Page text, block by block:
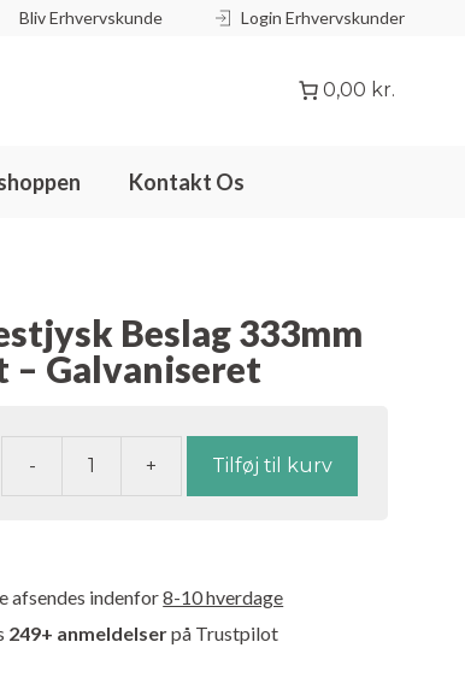
Bliv Erhvervskunde Login Erhvervskunder
0,00 kr.
Kontakt Os
Beslag 333mm
– Galvaniseret
Tilføj til kurv
afsendes indenfor8-10 hverdage
249+ anmeldelserpå Trustpilot
Beslag
-